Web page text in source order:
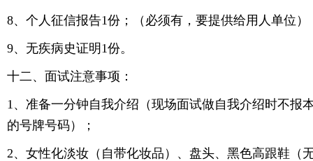
8、个人征信报告1份；（必须有，要提供给用人单位）
9、无疾病史证明1份。
十二、面试注意事项：
1、准备一分钟自我介绍（现场面试做自我介绍时不报
的号牌号码）；
2、女性化淡妆（自带化妆品）、盘头、黑色高跟鞋（